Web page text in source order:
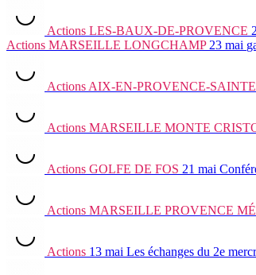
Actions LES-BAUX-DE-PROVENCE
Actions MARSEILLE LONGCHAMP 23 mai
Actions AIX-EN-PROVENCE-
Actions MARSEILLE MONTE
Actions GOLFE DE FOS 21 mai
Actions MARSEILLE PROVENCE
Actions 13 mai Les échanges du 2e